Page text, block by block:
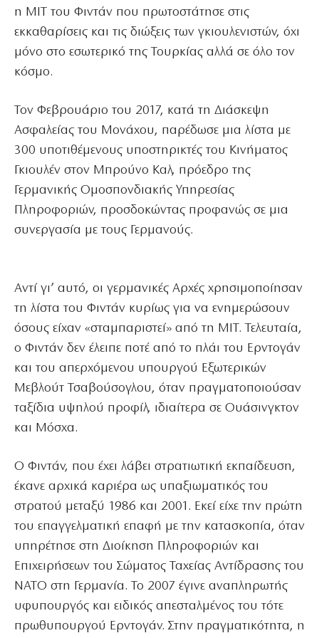
η MIT του Φιντάν που πρωτοστάτησε στις
εκκαθαρίσεις και τις διώξεις των γκιουλενιστών, όχι
μόνο στο εσωτερικό της Τουρκίας αλλά σε όλο τον
κόσμο.
Τον Φεβρουάριο του 2017, κατά τη Διάσκεψη
Ασφαλείας του Μονάχου, παρέδωσε μια λίστα με
300 υποτιθέμενους υποστηρικτές του Κινήματος
Γκιουλέν στον Μπρούνο Καλ, πρόεδρο της
Γερμανικής Ομοσπονδιακής Υπηρεσίας
Πληροφοριών, προσδοκώντας προφανώς σε μια
συνεργασία με τους Γερμανούς.
Αντί γι’ αυτό, οι γερμανικές Αρχές χρησιμοποίησαν
τη λίστα του Φιντάν κυρίως για να ενημερώσουν
όσους είχαν «σταμπαριστεί» από τη MIT. Τελευταία,
ο Φιντάν δεν έλειπε ποτέ από το πλάι του Ερντογάν
και του απερχόμενου υπουργού Εξωτερικών
Μεβλούτ Τσαβούσογλου, όταν πραγματοποιούσαν
ταξίδια υψηλού προφίλ, ιδιαίτερα σε Ουάσινγκτον
και Μόσχα.
Ο Φιντάν, που έχει λάβει στρατιωτική εκπαίδευση,
έκανε αρχικά καριέρα ως υπαξιωματικός του
στρατού μεταξύ 1986 και 2001. Εκεί είχε την πρώτη
του επαγγελματική επαφή με την κατασκοπία, όταν
υπηρέτησε στη Διοίκηση Πληροφοριών και
Επιχειρήσεων του Σώματος Ταχείας Αντίδρασης του
ΝΑΤΟ στη Γερμανία. Το 2007 έγινε αναπληρωτής
υφυπουργός και ειδικός απεσταλμένος του τότε
πρωθυπουργού Ερντογάν. Στην πραγματικότητα, η